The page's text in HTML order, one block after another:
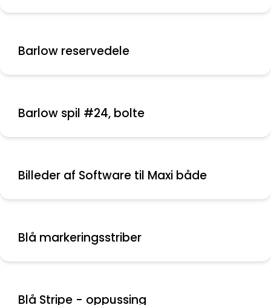
Barlow reservedele
Barlow spil #24, bolte
Billeder af Software til Maxi både
Blå markeringsstriber
Blå Stripe - oppussing